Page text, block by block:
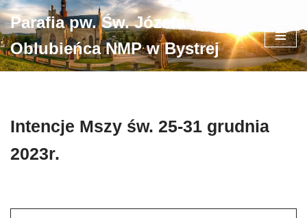
Przejdź
do
treści
Parafia pw. Św. Józefa
Oblubieńca NMP w Bystrej
Intencje Mszy św. 25-31 grudnia
2023r.